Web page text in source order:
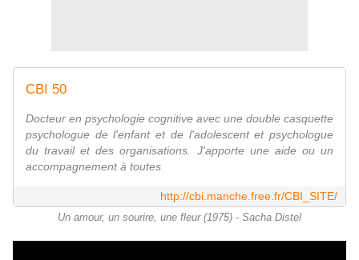
CBI 50
Docteur en psychologie cognitive avec une double casquette
psychologue de l'enfant et de l'adolescent et psychologue
du travail et des organisations. J'apporte une aide ou un
accompagnement à toutes
http://cbi.manche.free.fr/CBI_SITE/
Un amour, un sourire, une fleur (1975) - Sacha Distel